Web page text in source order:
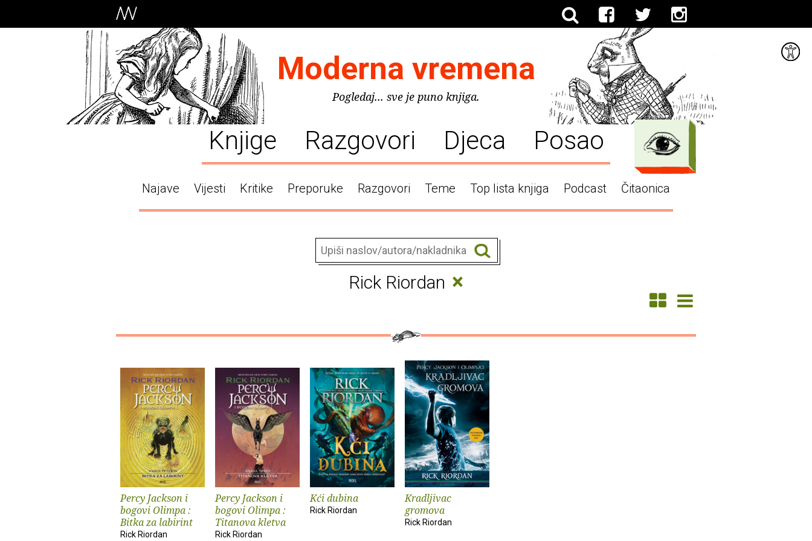
Moderna vremena
Pogledaj... sve je puno knjiga.
Knjige Razgovori Djeca Posao
Najave Vijesti Kritike Preporuke Razgovori Teme Top lista knjiga Podcast Čitaonica
Rick Riordan ×
Percy Jackson i
bogovi Olimpa :
Bitka za labirint
Rick Riordan
Percy Jackson i
bogovi Olimpa :
Titanova kletva
Rick Riordan
Kći dubina
Rick Riordan
Kradljivac
gromova
Rick Riordan